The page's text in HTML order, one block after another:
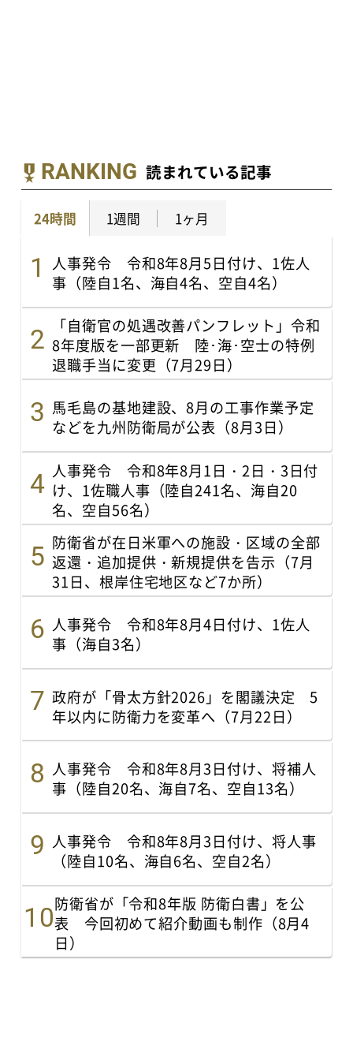
RANKING 読まれている記事
24時間 1週間 1ヶ月
人事発令 令和8年8月5日付け、1佐人
事（陸自1名、海自4名、空自4名）
「自衛官の処遇改善パンフレット」令和
8年度版を一部更新 陸･海･空士の特例
退職手当に変更（7月29日）
馬毛島の基地建設、8月の工事作業予定
などを九州防衛局が公表（8月3日）
人事発令 令和8年8月1日・2日・3日付
け、1佐職人事（陸自241名、海自20
名、空自56名）
防衛省が在日米軍への施設・区域の全部
返還・追加提供・新規提供を告示（7月
31日、根岸住宅地区など7か所）
人事発令 令和8年8月4日付け、1佐人
事（海自3名）
政府が「骨太方針2026」を閣議決定 5
年以内に防衛力を変革へ（7月22日）
人事発令 令和8年8月3日付け、将補人
事（陸自20名、海自7名、空自13名）
人事発令 令和8年8月3日付け、将人事
（陸自10名、海自6名、空自2名）
防衛省が「令和8年版 防衛白書」を公
表 今回初めて紹介動画も制作（8月4
日）